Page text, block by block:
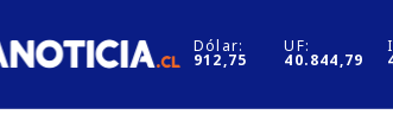
Dólar:
912,75
UF:
40.844,79